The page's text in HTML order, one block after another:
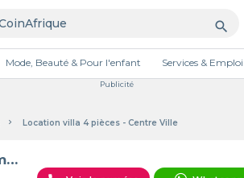
search
Mode, Beauté & Pour l'enfant Services & Emploi
Publicité
Location villa 4 pièces - Centre Ville
Entreprise Immobilière à point